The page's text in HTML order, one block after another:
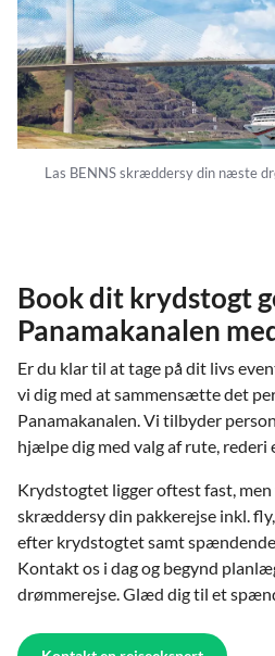
Las BENNS skræddersy din næste
Book dit krydstogt
Panamakanalen
Er du klar til at tage på dit livs
vi dig med at sammensætte det
Panamakanalen. Vi tilbyder
hjælpe dig med valg af rute, rederi
Krydstogtet ligger oftest fast,
skræddersy din pakkerejse inkl.
efter krydstogtet samt
Kontakt os i dag og begynd
drømmerejse. Glæd dig til et